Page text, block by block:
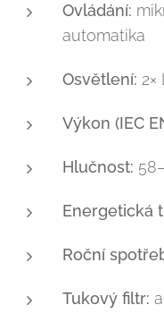
Ovládání:
automatika
Osvětlení: 2×
Výkon (IEC
Hlučnost:
Energetická
Roční
Tukový filtr: